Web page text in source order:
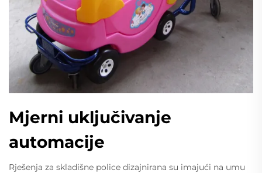
Mjerni uključivanje
automacije
Rješenja za skladišne police dizajnirana su imajući na umu